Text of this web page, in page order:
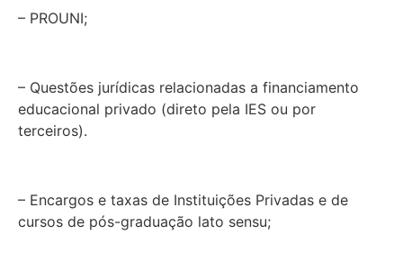
– PROUNI;
– Questões jurídicas relacionadas a financiamento
educacional privado (direto pela IES ou por
terceiros).
– Encargos e taxas de Instituições Privadas e de
cursos de pós-graduação lato sensu;